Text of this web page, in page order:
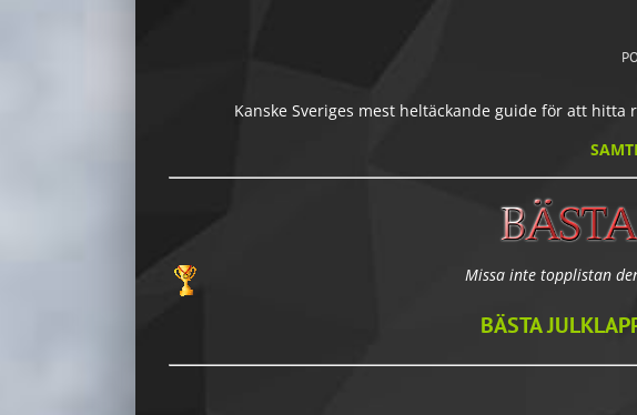
Kanske Sveriges mest heltäckande guide för att
Missa inte topplistan
BÄSTA